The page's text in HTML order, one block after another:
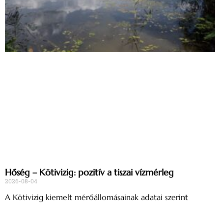
Hőség – Kötivizig: pozitív a tiszai vízmérleg
2026-08-04
A Kötivizig kiemelt mérőállomásainak adatai szerint